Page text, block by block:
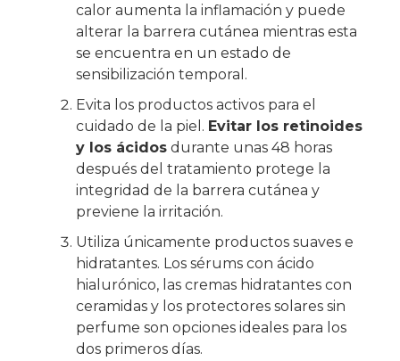
calor aumenta la inflamación y puede
alterar la barrera cutánea mientras esta
se encuentra en un estado de
sensibilización temporal.
Evita los productos activos para el
cuidado de la piel. Evitar los retinoides
y los ácidos durante unas 48 horas
después del tratamiento protege la
integridad de la barrera cutánea y
previene la irritación.
Utiliza únicamente productos suaves e
hidratantes. Los sérums con ácido
hialurónico, las cremas hidratantes con
ceramidas y los protectores solares sin
perfume son opciones ideales para los
dos primeros días.